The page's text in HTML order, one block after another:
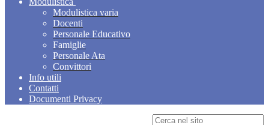
Modulistica varia
Docenti
Personale Educativo
Famiglie
Personale Ata
Convittori
Info utili
Contatti
Documenti Privacy